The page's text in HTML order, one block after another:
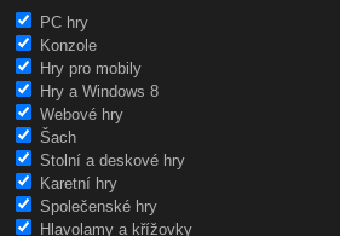
PC hry
Konzole
Hry pro mobily
Hry a Windows 8
Webové hry
Šach
Stolní a deskové hry
Karetní hry
Společenské hry
Hlavolamy a křížovky